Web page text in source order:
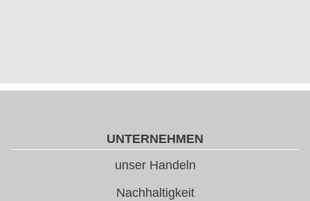
UNTERNEHMEN
unser Handeln
Nachhaltigkeit